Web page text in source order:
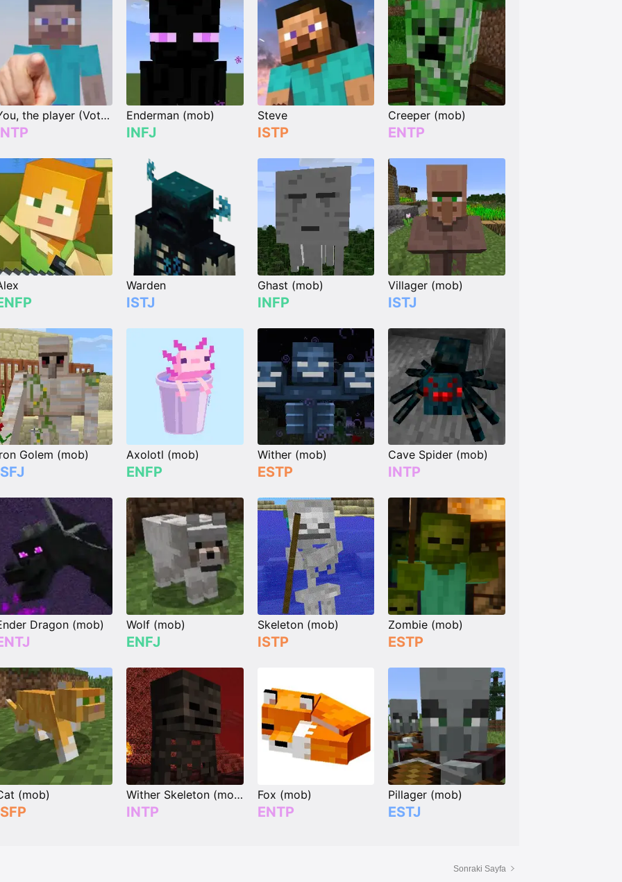
You, the player (Vote your type) Enderman (mob)
INFJ
Steve
ISTP
Creeper (mob)
ENTP
Warden
ISTJ
Ghast (mob)
INFP
Villager (mob)
ISTJ
Golem (mob) Axolotl (mob)
ENFP
Wither (mob)
ESTP
Cave Spider (mob)
INTP
Dragon (mob) Wolf (mob)
ENFJ
Skeleton (mob)
ISTP
Zombie (mob)
ESTP
(mob) Wither Skeleton (mob)
INTP
Fox (mob)
ENTP
Pillager (mob)
ESTJ
Sonraki Sayfa